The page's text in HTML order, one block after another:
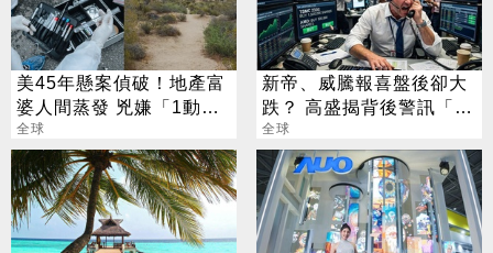
美45年懸案偵破！地產富
婆人間蒸發 兇嫌「1動
作」露餡落網
全球
新帝、威騰報喜盤後卻大
跌？ 高盛揭背後警訊「恐
傷到美光」
全球